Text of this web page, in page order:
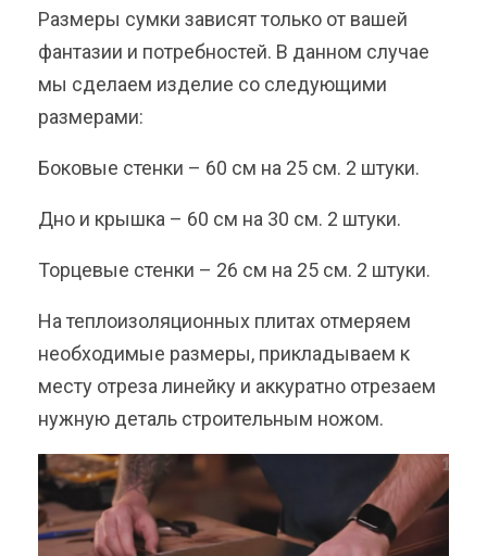
Размеры сумки зависят только от вашей
фантазии и потребностей. В данном случае
мы сделаем изделие со следующими
размерами:
Боковые стенки – 60 см на 25 см. 2 штуки.
Дно и крышка – 60 см на 30 см. 2 штуки.
Торцевые стенки – 26 см на 25 см. 2 штуки.
На теплоизоляционных плитах отмеряем
необходимые размеры, прикладываем к
месту отреза линейку и аккуратно отрезаем
нужную деталь строительным ножом.